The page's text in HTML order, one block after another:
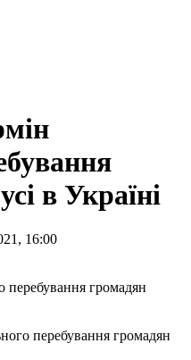
в Україні
16:00
перебування громадян